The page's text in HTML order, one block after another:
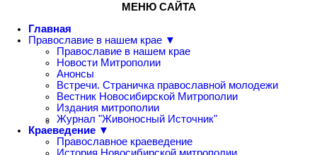
МЕНЮ САЙТА
Главная
Православие в нашем крае ▼
Православие в нашем крае
Новости Митрополии
Анонсы
Встречи. Страничка православной молодежи
Вестник Новосибирской Митрополии
Издания митрополии
Журнал "Живоносный Источник"
Краеведение ▼
Православное краеведение